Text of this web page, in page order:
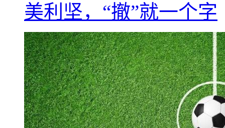
美利坚，“撤”就一个字